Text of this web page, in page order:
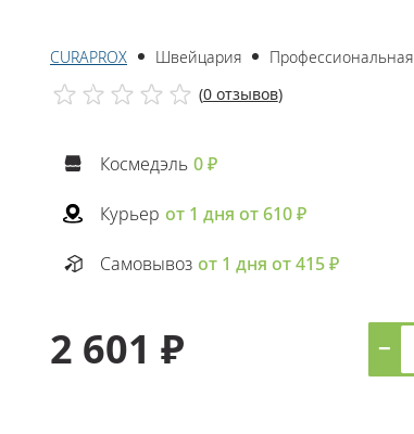
CURAPROX Швейцария Профессиональная
(0 отзывов)
Космедэль 0 ₽
Курьер от 1 дня от 610 ₽
Самовывоз от 1 дня от 415 ₽
2 601 ₽ −